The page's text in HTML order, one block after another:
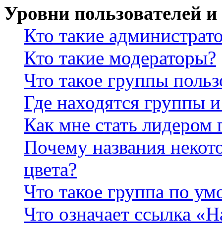
Уровни пользователей
Кто такие
Кто такие модераторы?
Что такое группы
Где находятся группы
Как мне стать лидером
Почему названия
цвета?
Что такое группа по
Что означает ссылка